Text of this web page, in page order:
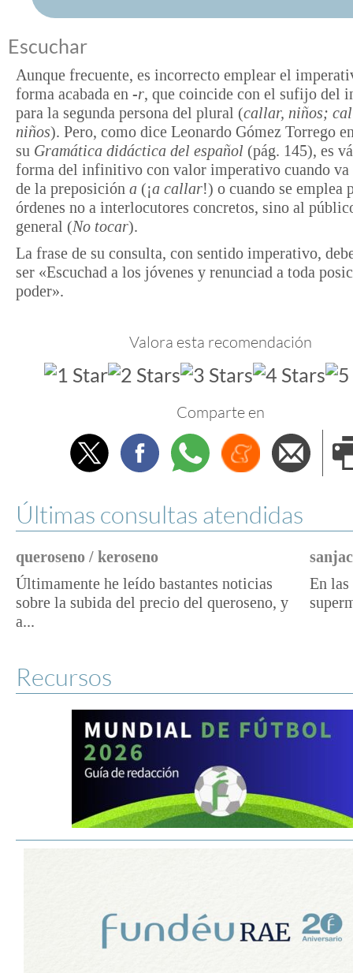
Escuchar
Aunque frecuente, es incorrecto emplear el
forma acabada en -r, que coincide con el sufijo del
para la segunda persona del plural (callar, niños;
niños). Pero, como dice Leonardo Gómez Torrego
su Gramática didáctica del español (pág. 145), es
forma del infinitivo con valor imperativo cuando va
de la preposición a (¡a callar!) o cuando se emplea
órdenes no a interlocutores concretos, sino al
general (No tocar).
La frase de su consulta, con sentido imperativo,
ser «Escuchad a los jóvenes y renunciad a toda
poder».
Valora esta recomendación
Comparte en
TwitterFacebookWhatsappMenéame
Últimas consultas atendidas
queroseno / keroseno
Últimamente he leído bastantes noticias
sobre la subida del precio del queroseno, y
a...
En las
Recursos